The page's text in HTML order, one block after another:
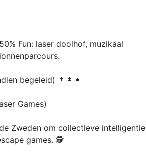
Fun: laser doolhof, muzikaal
begeleid) 👨👩👧
Games)
Zweden om collectieve intelligentie
games. 🕵